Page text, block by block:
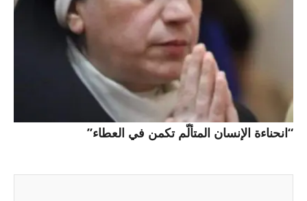
“انحناءة الإنسان المتألّم تكمن في العطاء”